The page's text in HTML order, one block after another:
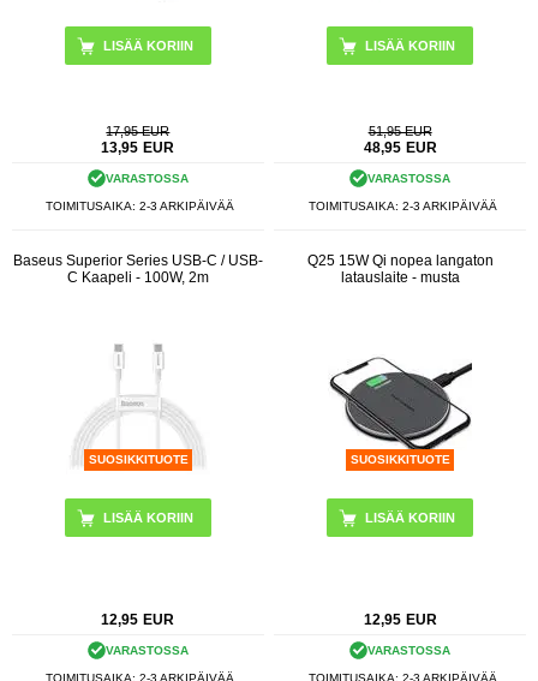
LISÄÄ KORIIN
17,95 EUR
13,95 EUR
VARASTOSSA
TOIMITUSAIKA: 2-3 ARKIPÄIVÄÄ
LISÄÄ KORIIN
51,95 EUR
48,95 EUR
VARASTOSSA
TOIMITUSAIKA: 2-3 ARKIPÄIVÄÄ
Baseus Superior Series USB-C / USB-
C Kaapeli - 100W, 2m
SUOSIKKITUOTE
LISÄÄ KORIIN
12,95 EUR
VARASTOSSA
TOIMITUSAIKA: 2-3 ARKIPÄIVÄÄ
Q25 15W Qi nopea langaton
latauslaite - musta
SUOSIKKITUOTE
12,95 EUR
VARASTOSSA
TOIMITUSAIKA: 2-3 ARKIPÄIVÄÄ